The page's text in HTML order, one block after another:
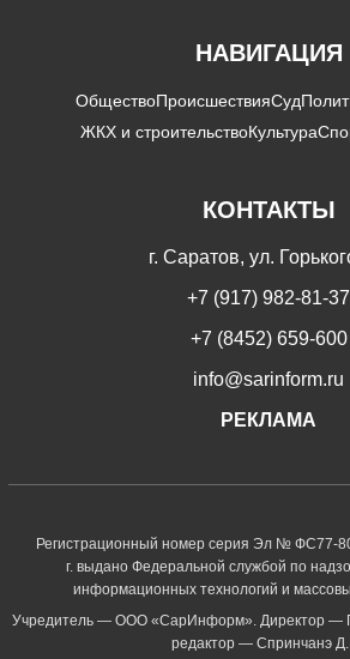
НАВИГАЦИЯ
ОбществоПроисшествияСуд
ЖКХ и строительствоКультура
КОНТАКТЫ
г. Саратов, ул.
+7 (917) 982-81-37
+7 (8452) 659-600
info@sarinform.ru
РЕКЛАМА
Регистрационный номер серия Эл № ФС77-
г. выдано Федеральной службой по
информационных технологий и
Учредитель — ООО «СарИнформ». Директор —
редактор — Спринчанэ